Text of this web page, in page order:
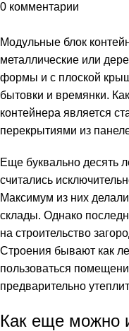
0 комментарии
Модульные блок
металлические или
формы и с плоской
бытовки и времянки.
контейнера является
перекрытиями из
Еще буквально десять
считались
Максимум из них
склады. Однако
на строительство
Строения бывают как
пользоваться
предварительно
Как еще можно